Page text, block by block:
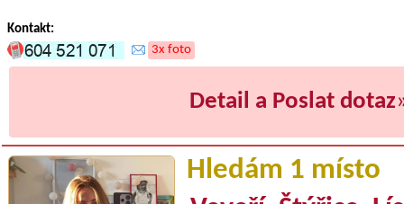
Kontakt:
3x foto
Detail a Poslat dotaz
Hledám 1 místo